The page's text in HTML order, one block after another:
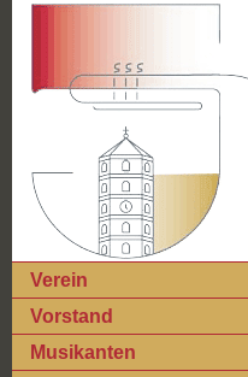
Verein
Vorstand
Musikanten